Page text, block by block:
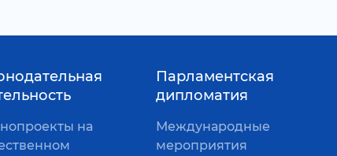
на
Парламентская
дипломатия
Международные
мероприятия